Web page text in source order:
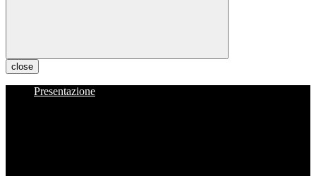
close
Presentazione